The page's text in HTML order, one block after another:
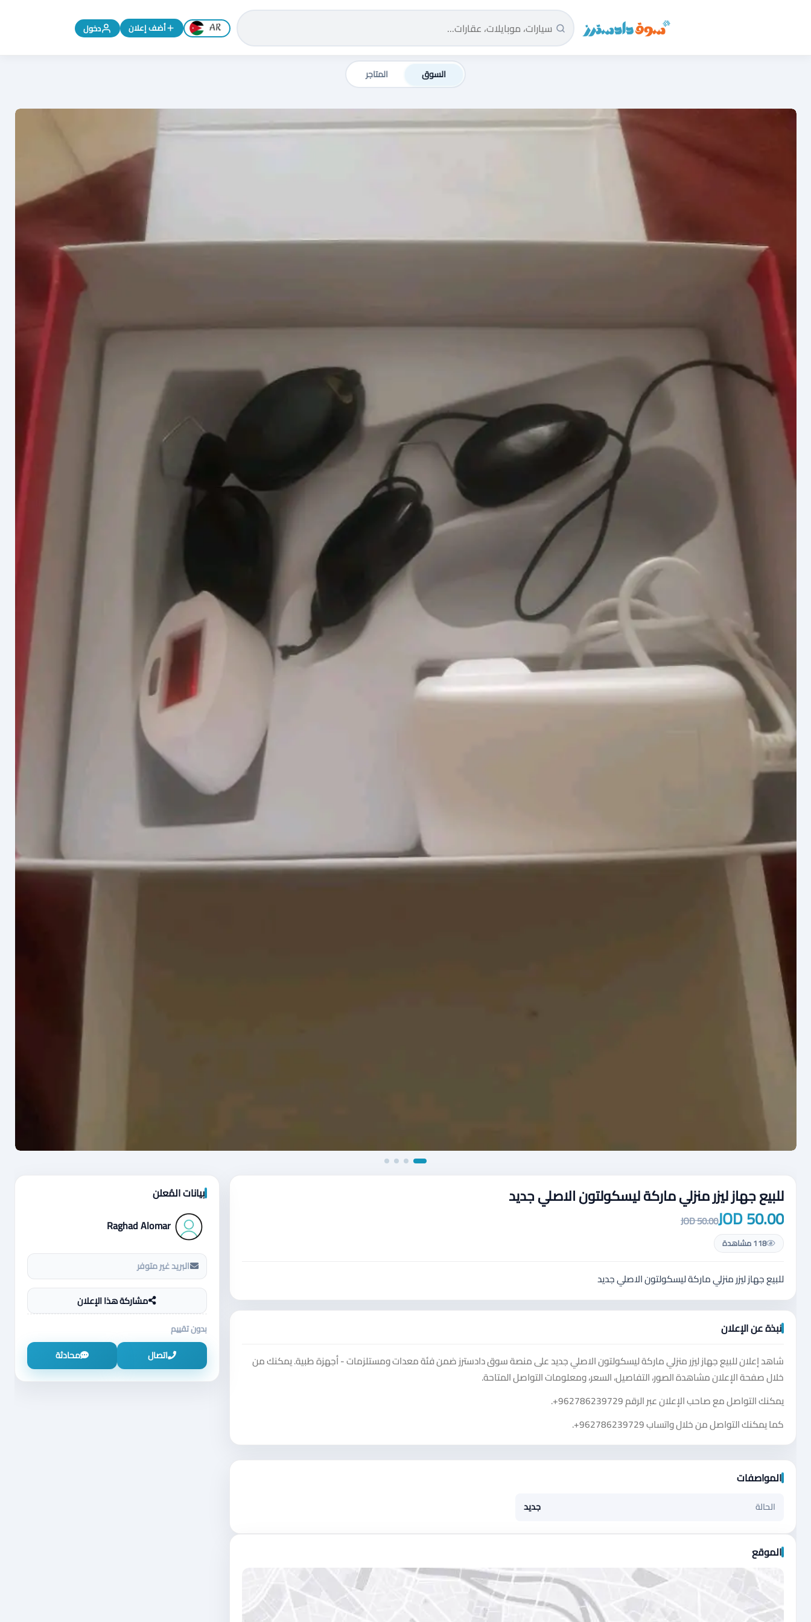
سوق دادسترز الرئيسية تغيير اللغة إلى الإنجليزية
أضف إعلان دخول
السوق المتاجر
للبيع جهاز ليزر منزلي ماركة ليسكولتون الاصلي جديد
50.00 JOD
50.00 JOD
118 مشاهدة
للبيع جهاز ليزر منزلي ماركة ليسكولتون الاصلي جديد
نبذة عن الإعلان
شاهد إعلان للبيع جهاز ليزر منزلي ماركة ليسكولتون الاصلي جديد على منصة سوق دادسترز ضمن فئة معدات ومستلزمات - أجهزة طبية. يمكنك من
خلال صفحة الإعلان مشاهدة الصور، التفاصيل، السعر، ومعلومات التواصل المتاحة.
يمكنك التواصل مع صاحب الإعلان عبر الرقم+962786239729
.
كما يمكنك التواصل من خلال واتساب+962786239729
.
المواصفات
الحالة جديد
الموقع
بيانات المُعلن
Raghad Alomar
البريد غير متوفر
مشاركة هذا الإعلان
بدون تقييم
اتصال
محادثة